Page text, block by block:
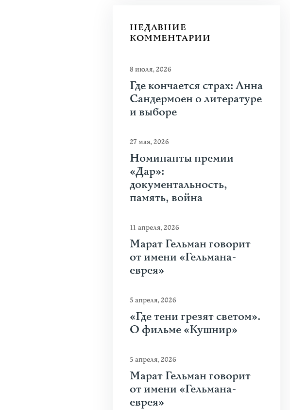
НЕДАВНИЕ
КОММЕНТАРИИ
8 июля, 2026
Где кончается страх: Анна
Сандермоен о литературе
и выборе
27 мая, 2026
Номинанты премии
«Дар»:
документальность,
память, война
11 апреля, 2026
Марат Гельман говорит
от имени «Гельмана-
еврея»
5 апреля, 2026
«Где тени грезят светом».
О фильме «Кушнир»
5 апреля, 2026
Марат Гельман говорит
от имени «Гельмана-
еврея»